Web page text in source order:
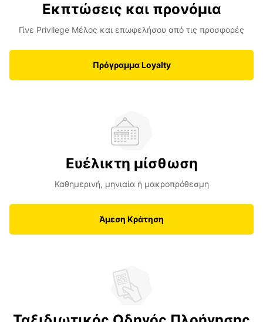
Εκπτώσεις και προνόμια
Γίνε Privilege Μέλος και επωφελήσου από τις προσφορές
Πρόγραμμα Loyalty
Ευέλικτη μίσθωση
Καθημερινή, μηνιαία ή μακροπρόθεσμη
Άμεση Κράτηση